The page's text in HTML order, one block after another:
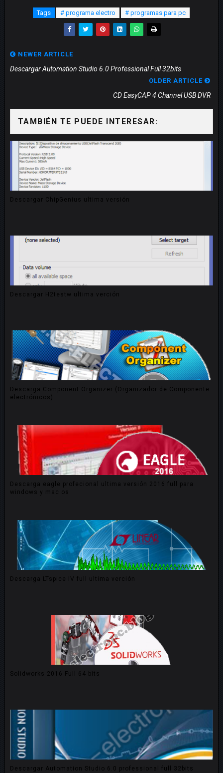
Tags # programa electro # programas para pc
NEWER ARTICLE
Descargar Automation Studio 6.0 Professional Full 32bits
OLDER ARTICLE
CD EasyCAP 4 Channel USB DVR
TAMBIÉN TE PUEDE INTERESAR:
Descargar ChipGenius ultima versión
Descargar H2testw ultima verción
Descarga Component Organizer (Organizador de Componente
electrónicos)
Descarga eagle profecional ultima versión 2016 full para
windows y mac os
Descarga LTspice IV full ultima verción
Solidworks 2016 Full 64 bits
Descargar Automation Studio 6.0 professional full 32bits